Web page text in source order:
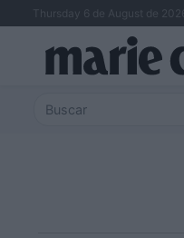
Thursday 6 de August de 2026